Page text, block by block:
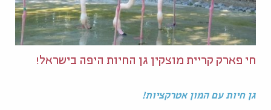
חי פארק קריית מוצקין גן החיות היפה בישראל!
גן חיות עם המון אטרקציות!